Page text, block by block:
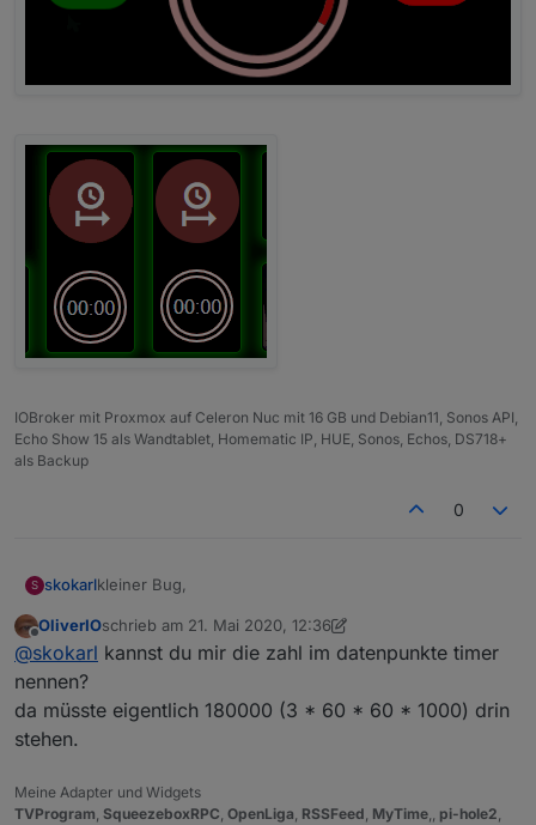
IOBroker mit Proxmox auf Celeron Nuc mit 16 GB und Debian11, Sonos API,
Echo Show 15 als Wandtablet, Homematic IP, HUE, Sonos, Echos, DS718+
als Backup
0
S skokarlkleiner Bug,
Beim Start wird eine Sek aufaddiert, und vermutlich
deshalb ist auch ein Start mit 0 möglich.
Offline
OliverIOschrieb am 21. Mai 2020, 12:36
zuletzt editiert von OliverIO
@skokarl kannst du mir die zahl im datenpunkte timer
nennen?
da müsste eigentlich 180000 (3 * 60 * 60 * 1000) drin
stehen.
Meine Adapter und Widgets
TVProgram, SqueezeboxRPC, OpenLiga, RSSFeed, MyTime,, pi-hole2,